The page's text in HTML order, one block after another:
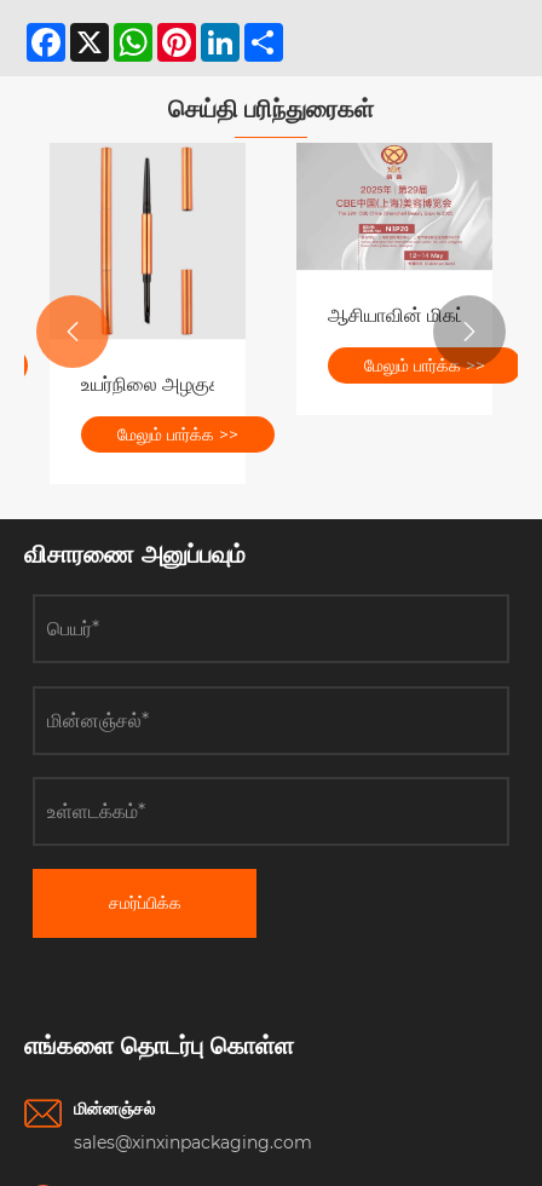
Facebook
X WhatsAppPinterestLinkedIn
செய்தி பரிந்துரைகள்
எப்படி?
அழகுசாதனப் பொருட்கள் என்ன?
உயர்நிலை அழகுசாதனத் துறையில் புதிய
மேலும் பார்க்க >>
ஆசியாவின் மிகப்பெரிய
மேலும் பார்க்க >>
 
விசாரணை அனுப்பவும்
சமர்ப்பிக்க
எங்களை தொடர்பு கொள்ள
மின்னஞ்சல்
sales@xinxinpackaging.com